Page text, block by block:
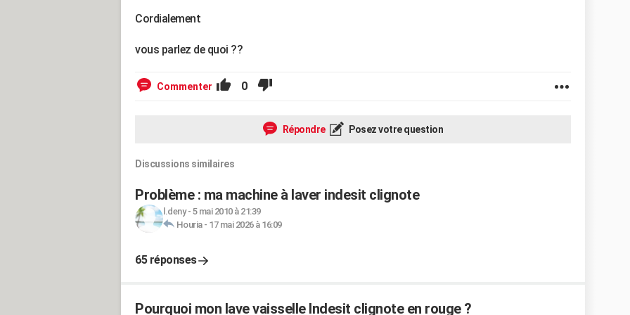
Cordialement
vous parlez de quoi ??
Commenter 0
Répondre Posez votre question
Discussions similaires
Problème : ma machine à laver indesit clignote
l.deny- 5 mai 2010 à 21:39
Houria- 17 mai 2026 à 16:09
65 réponses
Pourquoi mon lave vaisselle Indesit clignote en rouge ?